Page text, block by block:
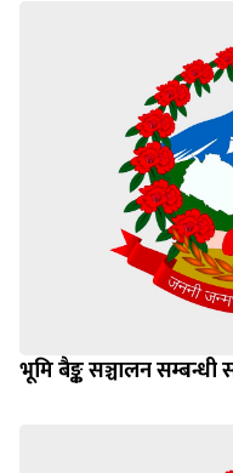
भूमि बैङ्क सञ्चालन